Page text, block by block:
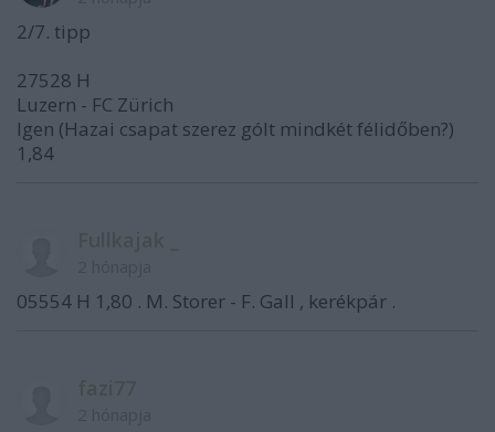
2/7. tipp
27528 H
Luzern - FC Zürich
Igen (Hazai csapat szerez gólt mindkét félidőben?)
1,84
05554 H 1,80 . M. Storer - F. Gall , kerékpár .